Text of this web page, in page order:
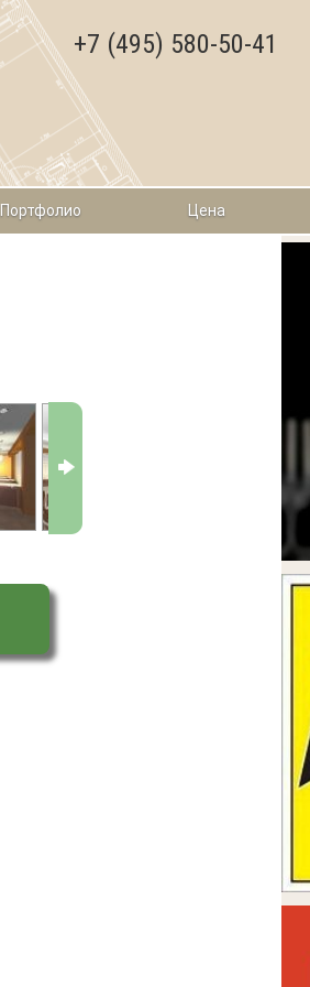
+7 (495) 580-50-41
Портфолио Цена